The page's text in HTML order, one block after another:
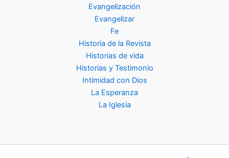
Evangelización
Evangelizar
Fe
Historia de la Revista
Historias de vida
Historias y Testimonio
Intimidad con Dios
La Esperanza
La Iglesia